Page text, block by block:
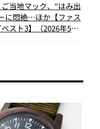
当地マック、“はみ出
に悶絶…ほか【ファス
スト3】（2026年5月